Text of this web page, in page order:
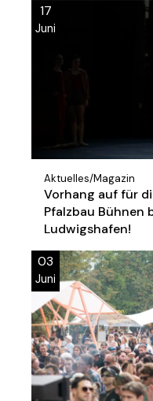
17
Juni
Aktuelles/Magazin
Vorhang auf für
Pfalzbau Bühnen
Ludwigshafen!
03
Juni